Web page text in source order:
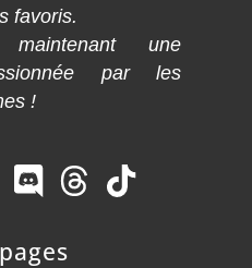
favoris.
une
par les
!